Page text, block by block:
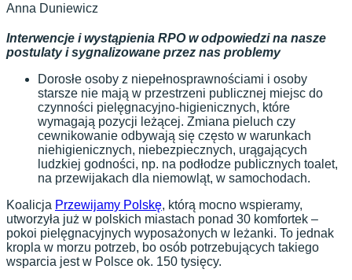
Anna Duniewicz
Interwencje i wystąpienia RPO w odpowiedzi na nasze
postulaty i sygnalizowane przez nas problemy
Dorosłe osoby z niepełnosprawnościami i osoby
starsze nie mają w przestrzeni publicznej miejsc do
czynności pielęgnacyjno-higienicznych, które
wymagają pozycji leżącej. Zmiana pieluch czy
cewnikowanie odbywają się często w warunkach
niehigienicznych, niebezpiecznych, urągających
ludzkiej godności, np. na podłodze publicznych toalet,
na przewijakach dla niemowląt, w samochodach.
Koalicja Przewijamy Polskę, którą mocno wspieramy,
utworzyła już w polskich miastach ponad 30 komfortek –
pokoi pielęgnacyjnych wyposażonych w leżanki. To jednak
kropla w morzu potrzeb, bo osób potrzebujących takiego
wsparcia jest w Polsce ok. 150 tysięcy.